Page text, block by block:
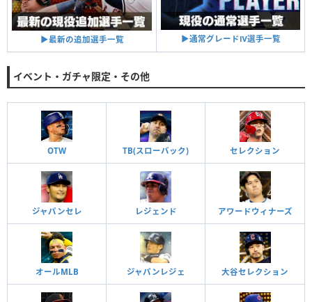
▶︎最新の追加選手一覧 ▶︎通常グレードⅣ選手一覧
イベント・ガチャ限定・その他
OTW TB(スローバック) セレクション
ジャパンセレ レジェンド アワードウィナーズ
オールMLB ジャパンレジェ 大谷セレクション